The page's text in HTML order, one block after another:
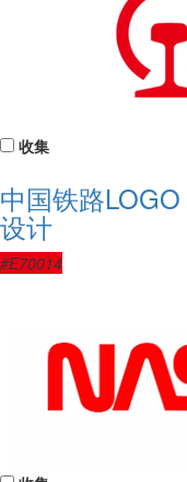
收集
中国铁路
设计
#E70014